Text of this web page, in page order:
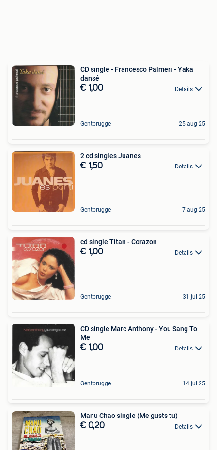
CD single - Francesco Palmeri - Yaka
dansé
€ 1,00 Details
Gentbrugge 25 aug 25
2 cd singles Juanes
€ 1,50 Details
Gentbrugge 7 aug 25
cd single Titan - Corazon
€ 1,00 Details
Gentbrugge 31 jul 25
CD single Marc Anthony - You Sang To
Me
€ 1,00 Details
Gentbrugge 14 jul 25
Manu Chao single (Me gusts tu)
€ 0,20 Details